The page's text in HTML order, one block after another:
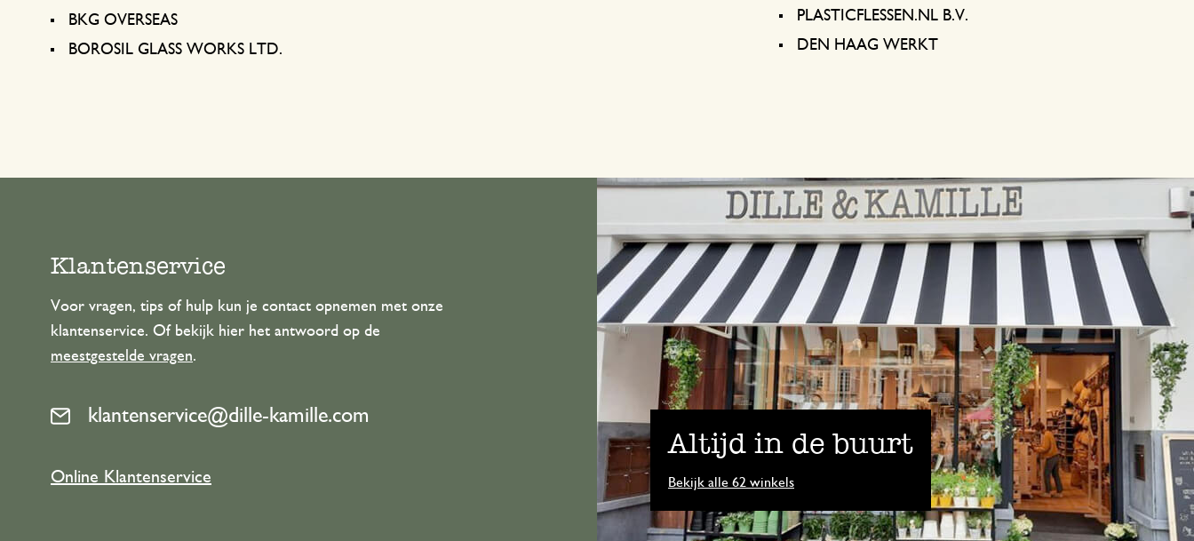
BKG OVERSEAS
BOROSIL GLASS WORKS LTD.
PLASTICFLESSEN.NL B.V.
DEN HAAG WERKT
Altijd in de buurt
Bekijk alle 62 winkels
Klantenservice
Voor vragen, tips of hulp kun je contact opnemen met onze
klantenservice. Of bekijk hier het antwoord op de
meestgestelde vragen.
klantenservice@dille-kamille.com
Online Klantenservice